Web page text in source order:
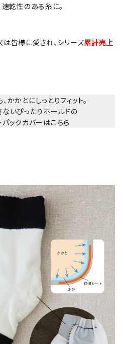
乾性のある糸に。
は皆様に愛され、シリーズ累計売上
かかとにしっとりフィット。
いぴったりホールドの
ックカバーはこちら